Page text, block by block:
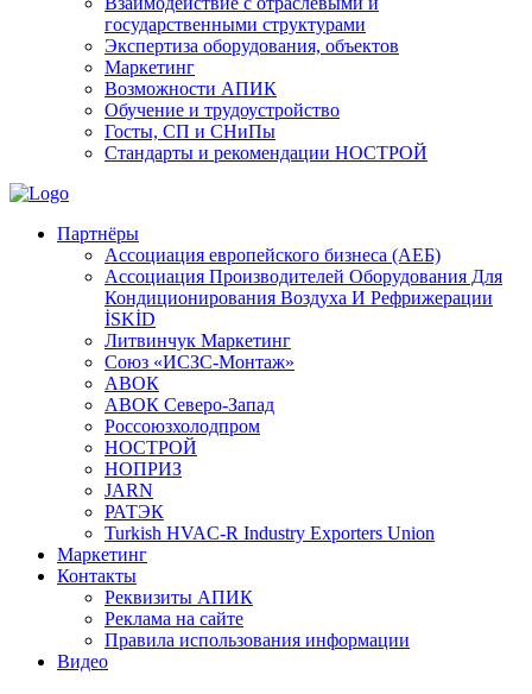
государственными структурами
Экспертиза оборудования, объектов
Маркетинг
Возможности АПИК
Обучение и трудоустройство
Госты, СП и СНиПы
Стандарты и рекомендации НОСТРОЙ
Партнёры
Ассоциация европейского бизнеса (АЕБ)
Aссоциация Производителей Оборудования Для
Кондиционирования Воздуха И Рефрижерации
İSKİD
Литвинчук Маркетинг
Союз «ИСЗС-Монтаж»
АВОК
АВОК Северо-Запад
Россоюзхолодпром
НОСТРОЙ
НОПРИЗ
JARN
РАТЭК
Turkish HVAC-R Industry Exporters Union
Маркетинг
Контакты
Реквизиты АПИК
Реклама на сайте
Правила использования информации
Видео